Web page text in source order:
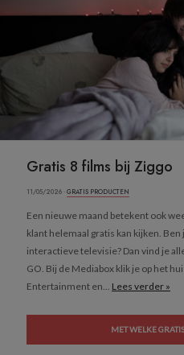
Gratis 8 films bij Ziggo
11/05/2026 ·GRATIS PRODUCTEN
Een nieuwe maand betekent ook
klant helemaal gratis kan kijken. Ben
interactieve televisie? Dan vind je
GO. Bij de Mediabox klik je op het
Entertainment en... Lees verder »
MET WELKE